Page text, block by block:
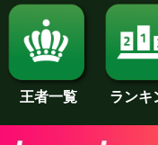
王者一覧 ランキ